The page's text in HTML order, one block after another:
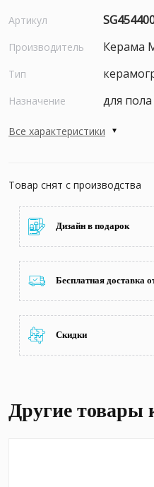
Артикул
Производитель Керама
Тип
Назначение для
Все характеристики
Товар снят с производства
Дизайн в подарок
Бесплатная доставка
Скидки
Другие товары